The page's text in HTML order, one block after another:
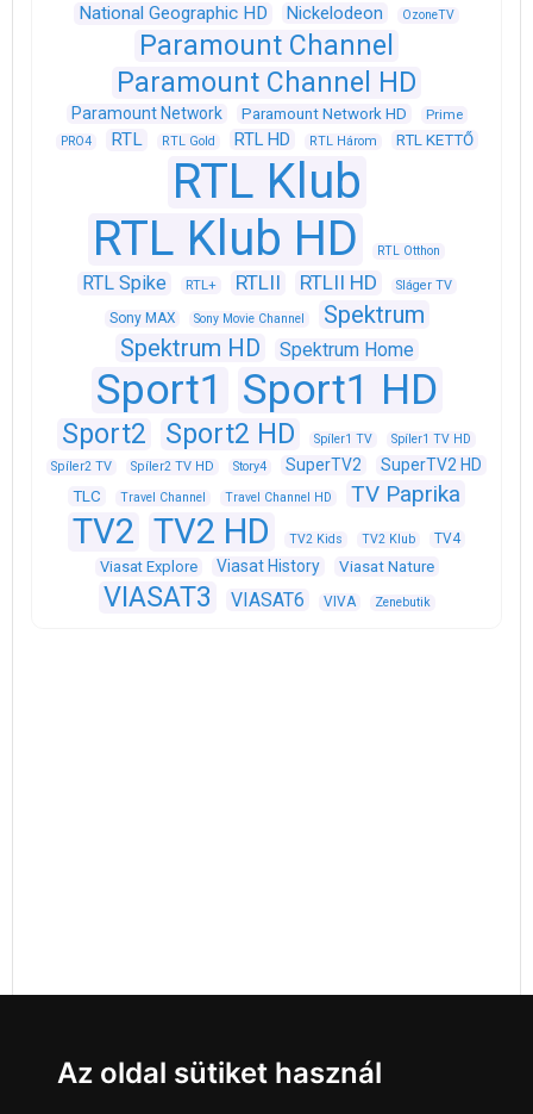
National Geographic HD
Nickelodeon OzoneTV
Paramount Channel
Paramount Channel HD
Paramount Network Paramount Network HD Prime
PRO4 RTL RTL Gold RTL HD RTL Három RTL KETTŐ
RTL Klub
RTL Klub HD
RTL Otthon
RTL Spike RTL+ RTLII RTLII HD Sláger TV
Sony MAX Sony Movie Channel
Spektrum
Spektrum HD
Spektrum Home
Sport1 Sport1 HD
Sport2 Sport2 HD Spíler1 TV
Spíler1 TV HD
Spíler2 TV
Spíler2 TV HD Story4 SuperTV2 SuperTV2 HD
TLC Travel Channel Travel Channel HD TV Paprika
TV2 TV2 HD TV2 Kids TV2 Klub TV4
Viasat Explore Viasat History Viasat Nature
VIASAT3 VIASAT6 VIVA Zenebutik
Az oldal sütiket használ